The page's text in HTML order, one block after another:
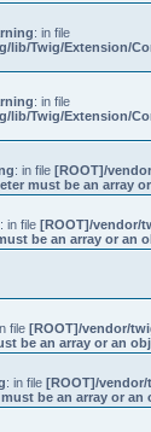
: in file
lib/Twig/Extension/
: in file
lib/Twig/Extension/
: in file [ROOT]/
must be an array
: in file [ROOT]/vendor/
be an array or an
file [ROOT]/vendor/
be an array or an
: in file [ROOT]/
be an array or